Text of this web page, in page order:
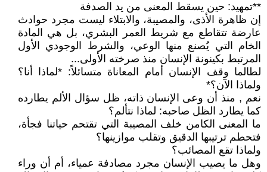
**تمهيد: حين يسقط المعنى من يد الصدفة
إن ظاهرة الأذى، والمصيبة، والابتلاء ليست مجرد حوادث
عارضة تتقاطع مع شريط العمر البشري، بل هي المادة
الخام التي يُصنع منها الوعي، والشرط الوجودي الأول
المرتبط بكينونة الإنسان منذ صرخته الأولى...
لطالما وقف الإنسان أمام المعاناة متسائلاً: *لماذا أنا؟
ولماذا الآن؟*
نعم , منذ أن وعى الإنسان ذاته، ظل سؤال الألم يطارده
كما يطارد الظل صاحبه: لماذا نتألم؟
ما المعنى الكامن خلف المصيبة التي تقتحم حياتنا فجأة،
فتحطم ترتيبها الدقيق وتقلب موازينها؟
ولماذا تقع المصائب؟
وهل ما يصيب الإنسان مجرد مصادفة عمياء، أم أن وراء